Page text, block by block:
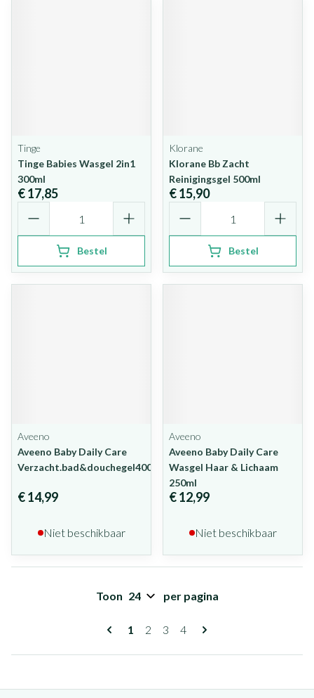
Tinge
Tinge Babies Wasgel 2in1
300ml
€ 17,85
Bestel
Klorane
Klorane Bb Zacht
Reinigingsgel 500ml
€ 15,90
Bestel
Aveeno
Aveeno Baby Daily Care
Verzacht.bad&douchegel400ml
€ 14,99
Niet beschikbaar
Aveeno
Aveeno Baby Daily Care
Wasgel Haar & Lichaam
250ml
€ 12,99
Niet beschikbaar
Pagina's
U lees momenteel pagina
1 Pagina
2 Pagina
3 Pagina
4
Toon per pagina